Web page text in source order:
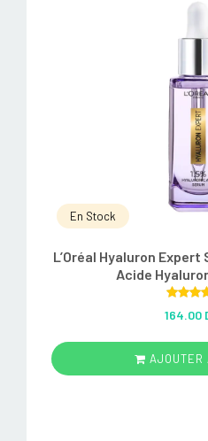
En Stock
L’Oréal Hyaluron
Acide
out
164.00
AJOUTER